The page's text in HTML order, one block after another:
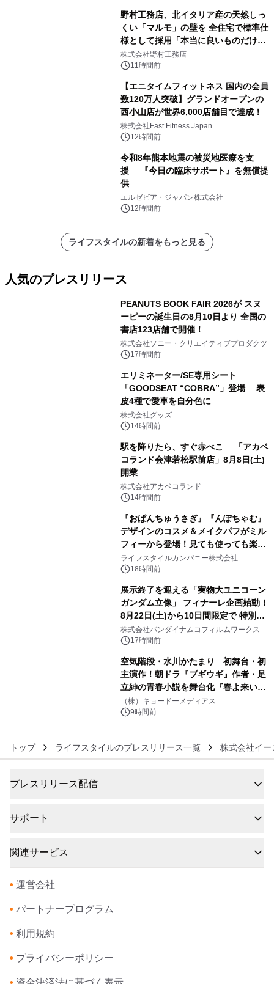
野村工務店、北イタリア産の天然しっ
くい「マルモ」の壁を 全住宅で標準仕
様として採用「本当に良いものだけに
こだわる」
株式会社野村工務店
11時間前
【エニタイムフィットネス 国内の会員
数120万人突破】グランドオープンの
西小山店が世界6,000店舗目で達成！
株式会社Fast Fitness Japan
12時間前
令和8年熊本地震の被災地医療を支
援 『今日の臨床サポート』を無償提
供
エルゼビア・ジャパン株式会社
12時間前
ライフスタイルの新着をもっと見る
人気のプレスリリース
PEANUTS BOOK FAIR 2026が スヌ
ーピーの誕生日の8月10日より 全国の
書店123店舗で開催！
株式会社ソニー・クリエイティブプロダクツ
17時間前
エリミネーター/SE専用シート
「GOODSEAT “COBRA”」登場 表
皮4種で愛車を自分色に
株式会社グッズ
14時間前
駅を降りたら、すぐ赤べこ 「アカベ
コランド会津若松駅前店」8月8日(土)
開業
株式会社アカベコランド
14時間前
『おぱんちゅうさぎ』『んぽちゃむ』
デザインのコスメ＆メイクパフがミル
フィーから登場！見ても使っても楽し
い、ポップでキュートなコレクショ
ン。
ライフスタイルカンパニー株式会社
18時間前
展示終了を迎える「実物大ユニコーン
ガンダム立像」 フィナーレ企画始動！
8月22日(土)から10日間限定で 特別映
像『UNICORN GUNDAM Statue ―
BEYOND POSSIBILITY ―』を上映！
株式会社バンダイナムコフィルムワークス
17時間前
空気階段・水川かたまり 初舞台・初
主演作！朝ドラ『ブギウギ』作者・足
立紳の青春小説を舞台化『春よ来い、
マジで来い』キービジュアル解禁！
（株）キョードーメディアス
9時間前
トップ ライフスタイルのプレスリリース一覧 株式会社イ
プレスリリース配信
サポート
関連サービス
• 運営会社
• パートナープログラム
• 利用規約
• プライバシーポリシー